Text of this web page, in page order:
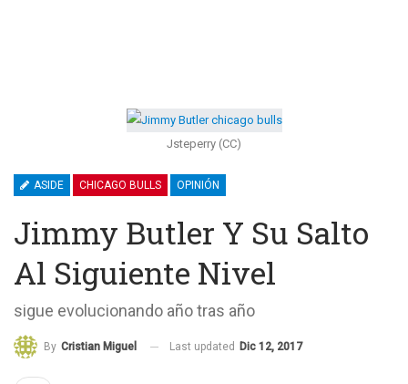
Jsteperry (CC)
ASIDE CHICAGO BULLS OPINIÓN
Jimmy Butler Y Su Salto
Al Siguiente Nivel
sigue evolucionando año tras año
By Cristian Miguel Last updated Dic 12, 2017